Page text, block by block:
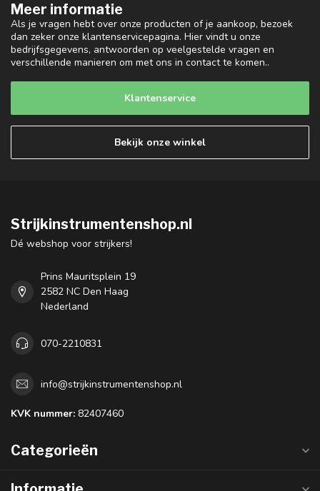
Meer informatie
Als je vragen hebt over onze producten of je aankoop, bezoek
dan zeker onze klantenservicepagina. Hier vindt u onze
bedrijfsgegevens, antwoorden op veelgestelde vragen en
verschillende manieren om met ons in contact te komen..
Klantenservice
Bekijk onze winkel
Strijkinstrumentenshop.nl
Dé webshop voor strijkers!
Prins Mauritsplein 19
2582 NC Den Haag
Nederland
070-2210831
info@strijkinstrumentenshop.nl
KVK nummer: 82407460
Categorieën